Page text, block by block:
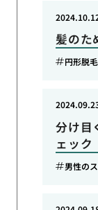
髪のた
円形脱
分け目
ェック
男性の